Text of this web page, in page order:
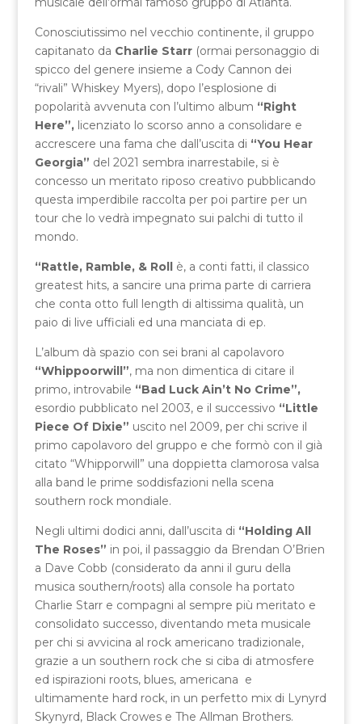
Conosciutissimo nel vecchio continente, il gruppo
capitanato da Charlie Starr(ormai personaggio di
spicco del genere insieme a Cody Cannon dei
“rivali” Whiskey Myers), dopo l’esplosione di
popolarità avvenuta con l’ultimo album “Right
Here”,licenziato lo scorso anno a consolidare e
accrescere una fama che dall’uscita di “You Hear
Georgia” del 2021 sembra inarrestabile, si è
concesso un meritato riposo creativo pubblicando
questa imperdibile raccolta per poi partire per un
tour che lo vedrà impegnato sui palchi di tutto il
mondo.
“Rattle, Ramble, & Rollè, a conti fatti, il classico
greatest hits, a sancire una prima parte di carriera
che conta otto full length di altissima qualità, un
paio di live ufficiali ed una manciata di ep.
L’album dà spazio con sei brani al capolavoro
“Whippoorwill”, ma non dimentica di citare il
primo, introvabile “Bad Luck Ain’t No Crime”,
esordio pubblicato nel 2003, e il successivo “Little
Piece Of Dixie” uscito nel 2009, per chi scrive il
primo capolavoro del gruppo e che formò con il già
citato “Whipporwill” una doppietta clamorosa valsa
alla band le prime soddisfazioni nella scena
southern rock mondiale.
Negli ultimi dodici anni, dall’uscita di “Holding All
The Roses” in poi, il passaggio da Brendan O’Brien
a Dave Cobb (considerato da anni il guru della
musica southern/roots) alla console ha portato
Charlie Starr e compagni al sempre più meritato e
consolidato successo, diventando meta musicale
per chi si avvicina al rock americano tradizionale,
grazie a un southern rock che si ciba di atmosfere
ed ispirazioni roots, blues, americana e
ultimamente hard rock, in un perfetto mix di Lynyrd
Skynyrd, Black Crowes e The Allman Brothers.